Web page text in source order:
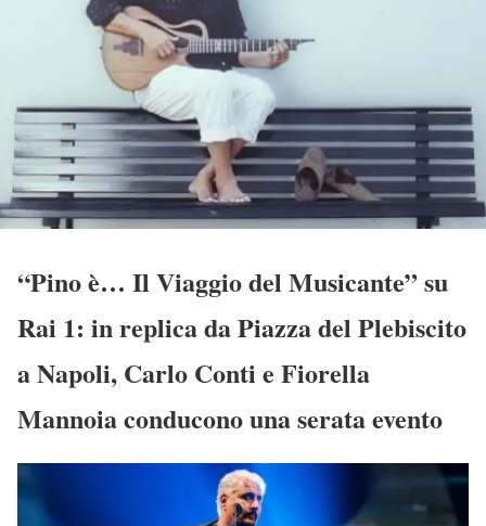
“Pino è… Il Viaggio del Musicante” su
Rai 1: in replica da Piazza del Plebiscito
a Napoli, Carlo Conti e Fiorella
Mannoia conducono una serata evento